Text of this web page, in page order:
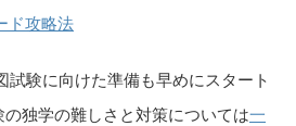
ド攻略法
試験に向けた準備も早めにスタート
独学の難しさと対策については一